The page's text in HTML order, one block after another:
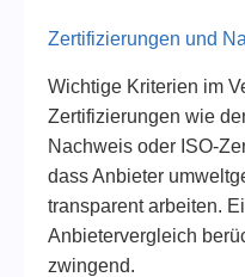
Zertifizierungen und
Wichtige Kriterien im
Zertifizierungen wie
Nachweis oder ISO-
dass Anbieter
transparent arbeiten.
Anbietervergleich
zwingend.